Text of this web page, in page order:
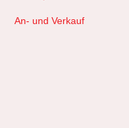
An- und Verkauf